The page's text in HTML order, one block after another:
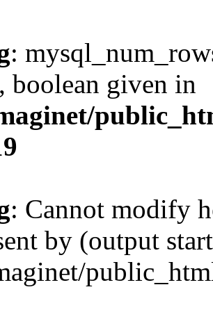
:
boolean given in
: Cannot modify
by (output